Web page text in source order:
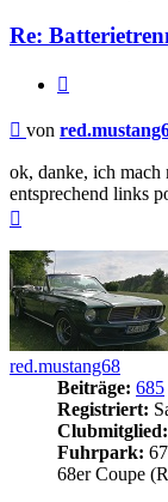
Re:
Beitrag
von
ok, danke, ich mach
entsprechend links
red.mustang68
Beiträge: 685
Registriert:
Clubmitglied:
Fuhrpark:
68er Coupe